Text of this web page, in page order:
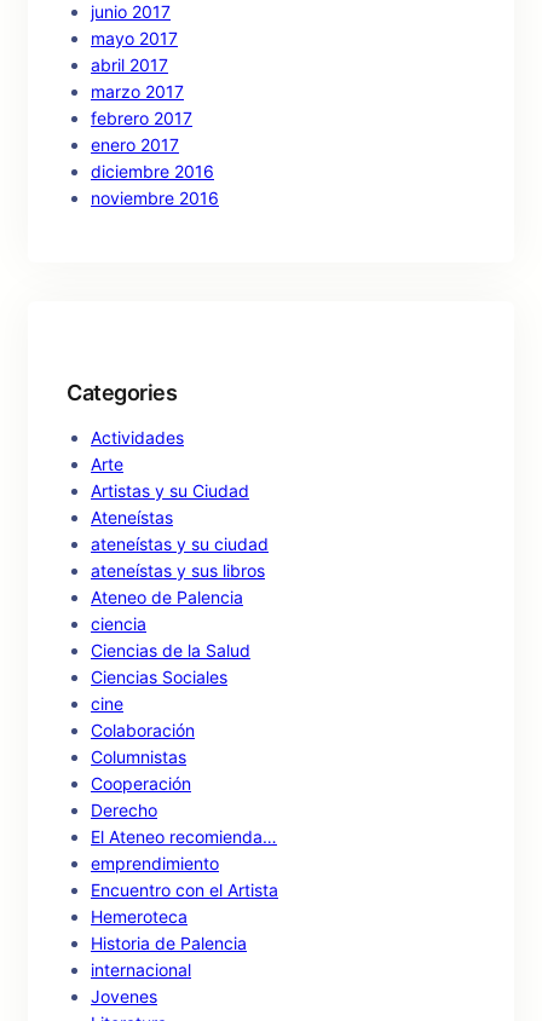
junio 2017
mayo 2017
abril 2017
marzo 2017
febrero 2017
enero 2017
diciembre 2016
noviembre 2016
Categories
Actividades
Arte
Artistas y su Ciudad
Ateneístas
ateneístas y su ciudad
ateneístas y sus libros
Ateneo de Palencia
ciencia
Ciencias de la Salud
Ciencias Sociales
cine
Colaboración
Columnistas
Cooperación
Derecho
El Ateneo recomienda…
emprendimiento
Encuentro con el Artista
Hemeroteca
Historia de Palencia
internacional
Jovenes